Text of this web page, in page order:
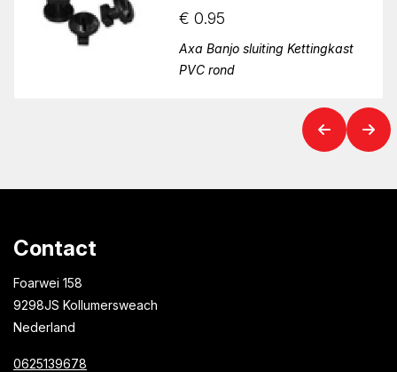
€ 0.95
Axa Banjo sluiting Kettingkast
PVC rond
Contact
Foarwei 158
9298JS Kollumersweach
Nederland
0625139678